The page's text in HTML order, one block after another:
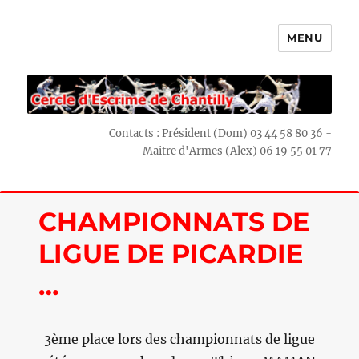
MENU
Contacts : Président (Dom) 03 44 58 80 36 -
Maitre d'Armes (Alex) 06 19 55 01 77
CHAMPIONNATS DE
LIGUE DE PICARDIE
…
3ème place lors des championnats de ligue